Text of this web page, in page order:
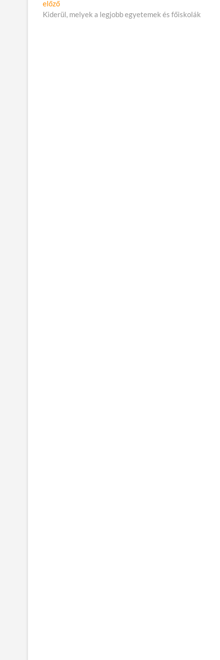
Bejegyzés
navigáció
előzőElőző
cikk:
Kiderül, melyek a legjobb egyetemek és főiskolák